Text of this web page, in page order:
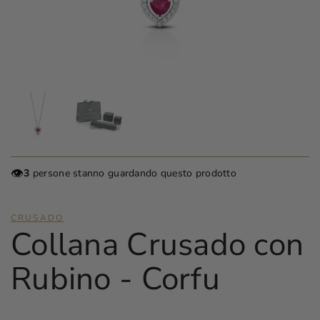
👁️3 persone stanno guardando questo prodotto
CRUSADO
Collana Crusado con
Rubino - Corfu